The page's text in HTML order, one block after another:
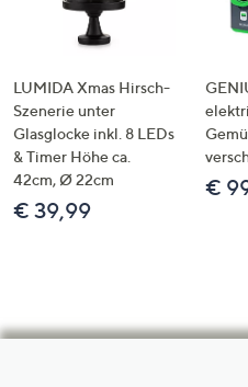
LUMIDA Xmas Hirsch-
Szenerie unter
Glasglocke inkl. 8 LEDs
& Timer Höhe ca.
42cm, Ø 22cm
€ 39,99
€